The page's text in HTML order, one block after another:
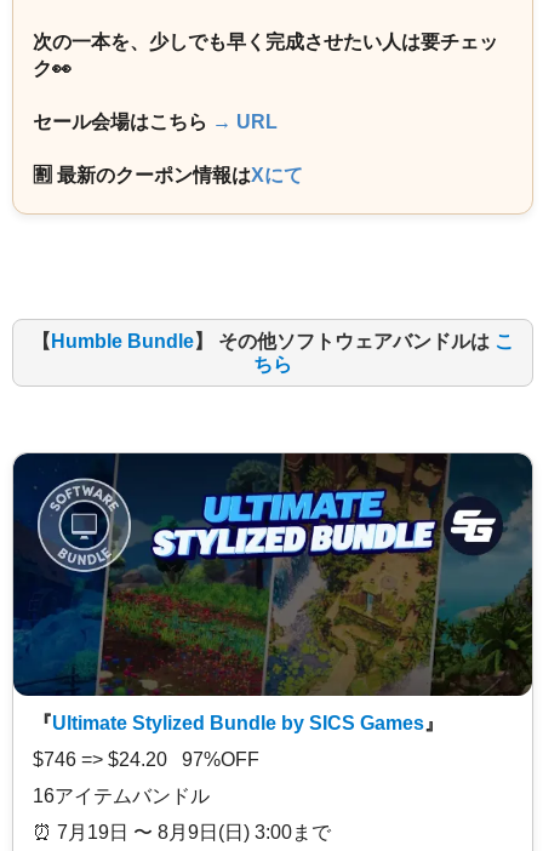
次の一本を、少しでも早く完成させたい人は要チェッ
ク👀
セール会場はこちら → URL
🈹 最新のクーポン情報はXにて
【 Humble Bundle】 その他ソフトウェアバンドルは こ
ちら
『Ultimate Stylized Bundle by SICS Games 』
$746 => $24.20 97%OFF
16アイテムバンドル
⏰️ 7月19日 〜 8月9日(日) 3:00まで